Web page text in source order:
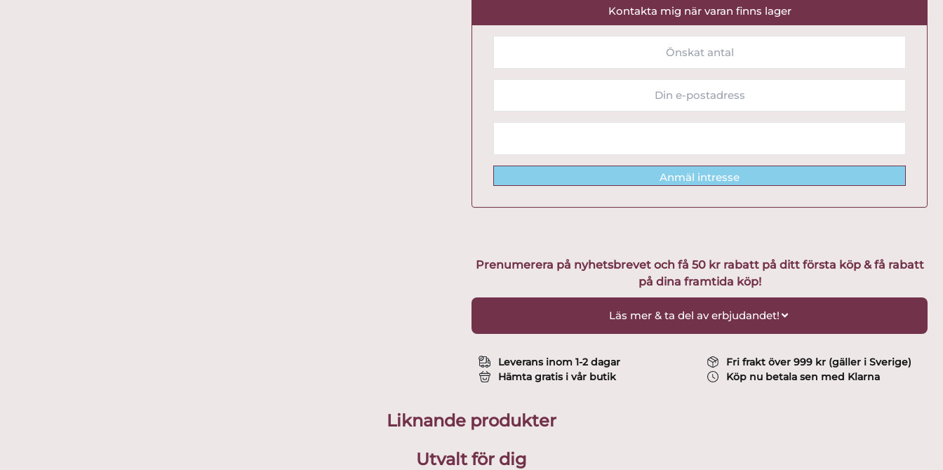
Kontakta mig när varan finns lager
Anmäl intresse
Prenumerera på nyhetsbrevet och få 50 kr rabatt på ditt första köp & få rabatt
på dina framtida köp!
Läs mer & ta del av erbjudandet!
Leverans inom 1-2 dagar
Hämta gratis i vår butik
Fri frakt över 999 kr (gäller i Sverige)
Köp nu betala sen med Klarna
Liknande produkter
Utvalt för dig